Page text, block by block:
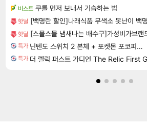
비스트 쿠를 먼저 보내서 기습하는 법
핫딜 [백명란 할인]나래식품 무색소 못난이
핫딜 [스믈스믈 냄새나는 배수구]가성비가브랜드다
특가 닌텐도 스위치 2 본체 + 포켓몬 포코피아 + 포켓몬스터 레전드 ZA 닌텐도 스위치 2 에디션 번들
특가